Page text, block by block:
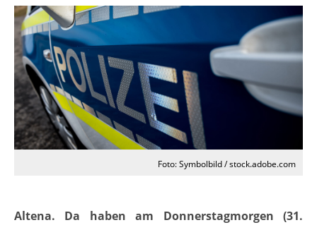
Foto: Symbolbild / stock.adobe.com
Altena. Da haben am Donnerstagmorgen (31.